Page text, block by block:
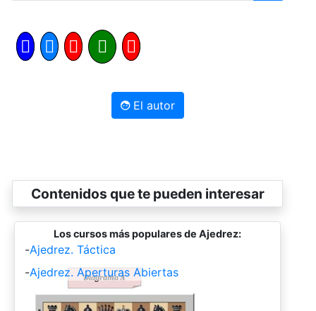
El autor
Contenidos que te pueden interesar
Los cursos más populares de Ajedrez:
-Ajedrez. Táctica
-Ajedrez. Aperturas Abiertas